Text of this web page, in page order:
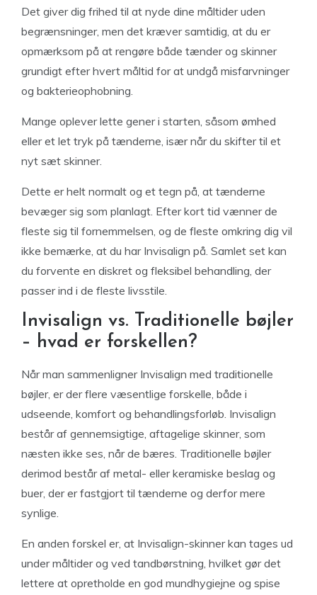
Det giver dig frihed til at nyde dine måltider uden
begrænsninger, men det kræver samtidig, at du er
opmærksom på at rengøre både tænder og skinner
grundigt efter hvert måltid for at undgå misfarvninger
og bakterieophobning.
Mange oplever lette gener i starten, såsom ømhed
eller et let tryk på tænderne, især når du skifter til et
nyt sæt skinner.
Dette er helt normalt og et tegn på, at tænderne
bevæger sig som planlagt. Efter kort tid vænner de
fleste sig til fornemmelsen, og de fleste omkring dig vil
ikke bemærke, at du har Invisalign på. Samlet set kan
du forvente en diskret og fleksibel behandling, der
passer ind i de fleste livsstile.
Invisalign vs. Traditionelle bøjler
– hvad er forskellen?
Når man sammenligner Invisalign med traditionelle
bøjler, er der flere væsentlige forskelle, både i
udseende, komfort og behandlingsforløb. Invisalign
består af gennemsigtige, aftagelige skinner, som
næsten ikke ses, når de bæres. Traditionelle bøjler
derimod består af metal- eller keramiske beslag og
buer, der er fastgjort til tænderne og derfor mere
synlige.
En anden forskel er, at Invisalign-skinner kan tages ud
under måltider og ved tandbørstning, hvilket gør det
lettere at opretholde en god mundhygiejne og spise